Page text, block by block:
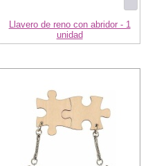
Llavero de reno con abridor - 1
unidad